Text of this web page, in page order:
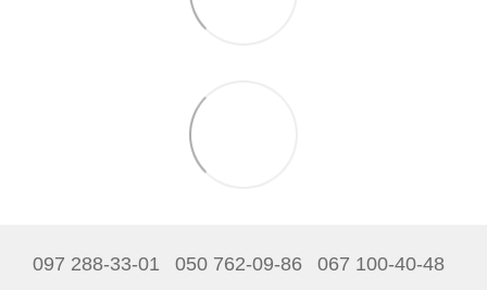
097 288-33-01 050 762-09-86 067 100-40-48